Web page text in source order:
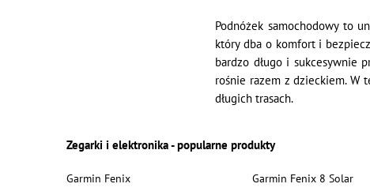
Podnóżek samochodowy to
który dba o komfort i
bardzo długo i sukcesywnie
rośnie razem z dzieckiem. W
długich trasach.
Zegarki i elektronika - popularne produkty
Garmin Fenix Garmin Fenix 8 Solar